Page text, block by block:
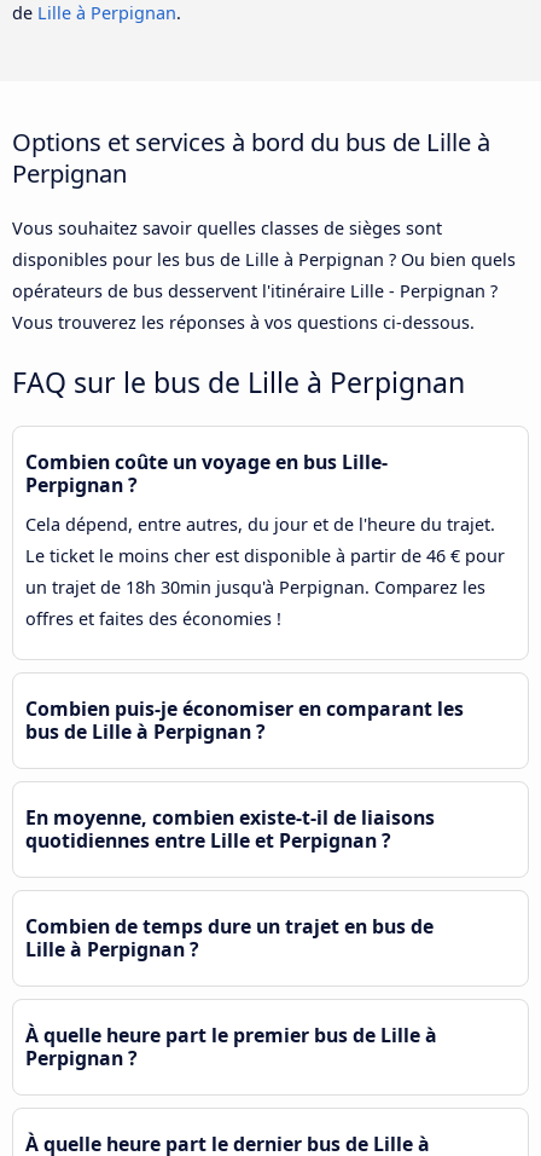
de Lille à Perpignan.
Options et services à bord du bus de Lille à
Perpignan
Vous souhaitez savoir quelles classes de sièges sont
disponibles pour les bus de Lille à Perpignan ? Ou bien quels
opérateurs de bus desservent l'itinéraire Lille - Perpignan ?
Vous trouverez les réponses à vos questions ci-dessous.
FAQ sur le bus de Lille à Perpignan
Combien coûte un voyage en bus Lille-
Perpignan ?
Cela dépend, entre autres, du jour et de l'heure du trajet.
Le ticket le moins cher est disponible à partir de 46 € pour
un trajet de 18h 30min jusqu'à Perpignan. Comparez les
offres et faites des économies !
Combien puis-je économiser en comparant les
bus de Lille à Perpignan ?
En moyenne, combien existe-t-il de liaisons
quotidiennes entre Lille et Perpignan ?
Combien de temps dure un trajet en bus de
Lille à Perpignan ?
À quelle heure part le premier bus de Lille à
Perpignan ?
À quelle heure part le dernier bus de Lille à